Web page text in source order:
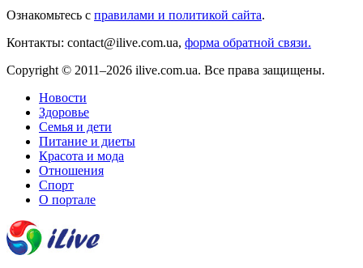
Ознакомьтесь с правилами и политикой сайта.
Контакты: contact@ilive.com.ua, форма обратной связи.
Copyright © 2011–2026 ilive.com.ua. Все права защищены.
Новости
Здоровье
Семья и дети
Питание и диеты
Красота и мода
Отношения
Спорт
О портале